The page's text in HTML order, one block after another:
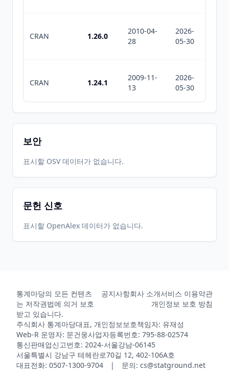
CRAN 1.26.0
2010-04-
28
2026-
05-30
CRAN 1.24.1
2009-11-
13
2026-
05-30
2009-05-
2026-
2026-
CRAN 1.20.0
CRAN 1.19.6
08
CRAN
2008-04-
22
2026-
05-30
2026-
CRAN 1.16.1
2008-01-
24
05-30
보안
표시할 OSV 데이터가 없습니다.
문헌 신호
표시할 OpenAlex 데이터가 없습니다.
통계마당의 모든 컨텐츠
는 저작권법에 의거 보호
받고 있습니다.
공지사항회사 소개서비스 이용약관
개인정보 보호 방침
주식회사 통계마당대표, 개인정보보호책임자: 유재성
Web-R 운영자: 문건웅사업자등록번호: 795-88-02574
통신판매업신고번호: 2024-서울강남-06145
서울특별시 강남구 테헤란로70길 12, 402-106A호
대표전화: 0507-1300-9704 | 문의: cs@statground.net